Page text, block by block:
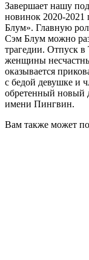
Завершает нашу
новинок 2020-
Блум». Главную
Сэм Блум можно
трагедии. Отпуск в
женщины
оказывается
с бедой девушке и
обретенный новый
имени Пингвин.
Вам также может